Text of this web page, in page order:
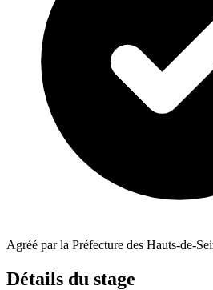
Agréé par la Préfecture des Hauts-de-
Détails du stage